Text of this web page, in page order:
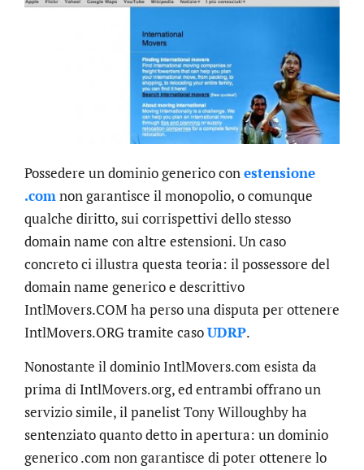
Possedere un dominio generico conestensione
.comnon garantisce il monopolio, o comunque
qualche diritto, sui corrispettivi dello stesso
domain name con altre estensioni. Un caso
concreto ci illustra questa teoria: il possessore del
domain name generico e descrittivo
IntlMovers.COM ha perso una disputa per ottenere
IntlMovers.ORG tramite casoUDRP.
Nonostante il dominio IntlMovers.com esista da
prima di IntlMovers.org, ed entrambi offrano un
servizio simile, il panelist Tony Willoughby ha
sentenziato quanto detto in apertura: un dominio
generico .com non garantisce di poter ottenere lo